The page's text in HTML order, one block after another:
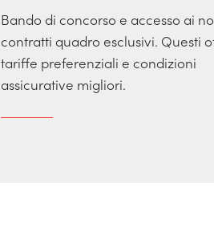
Bando di concorso e accesso ai
contratti quadro esclusivi. Questi
tariffe preferenziali e condizioni
assicurative migliori.